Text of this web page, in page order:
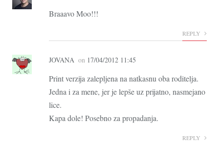
Braaavo Moo!!!
REPLY
JOVANA on 17/04/2012 11:45
Print verzija zalepljena na natkasnu oba roditelja.
Jedna i za mene, jer je lepše uz prijatno, nasmejano
lice.
Kapa dole! Posebno za propadanja.
REPLY